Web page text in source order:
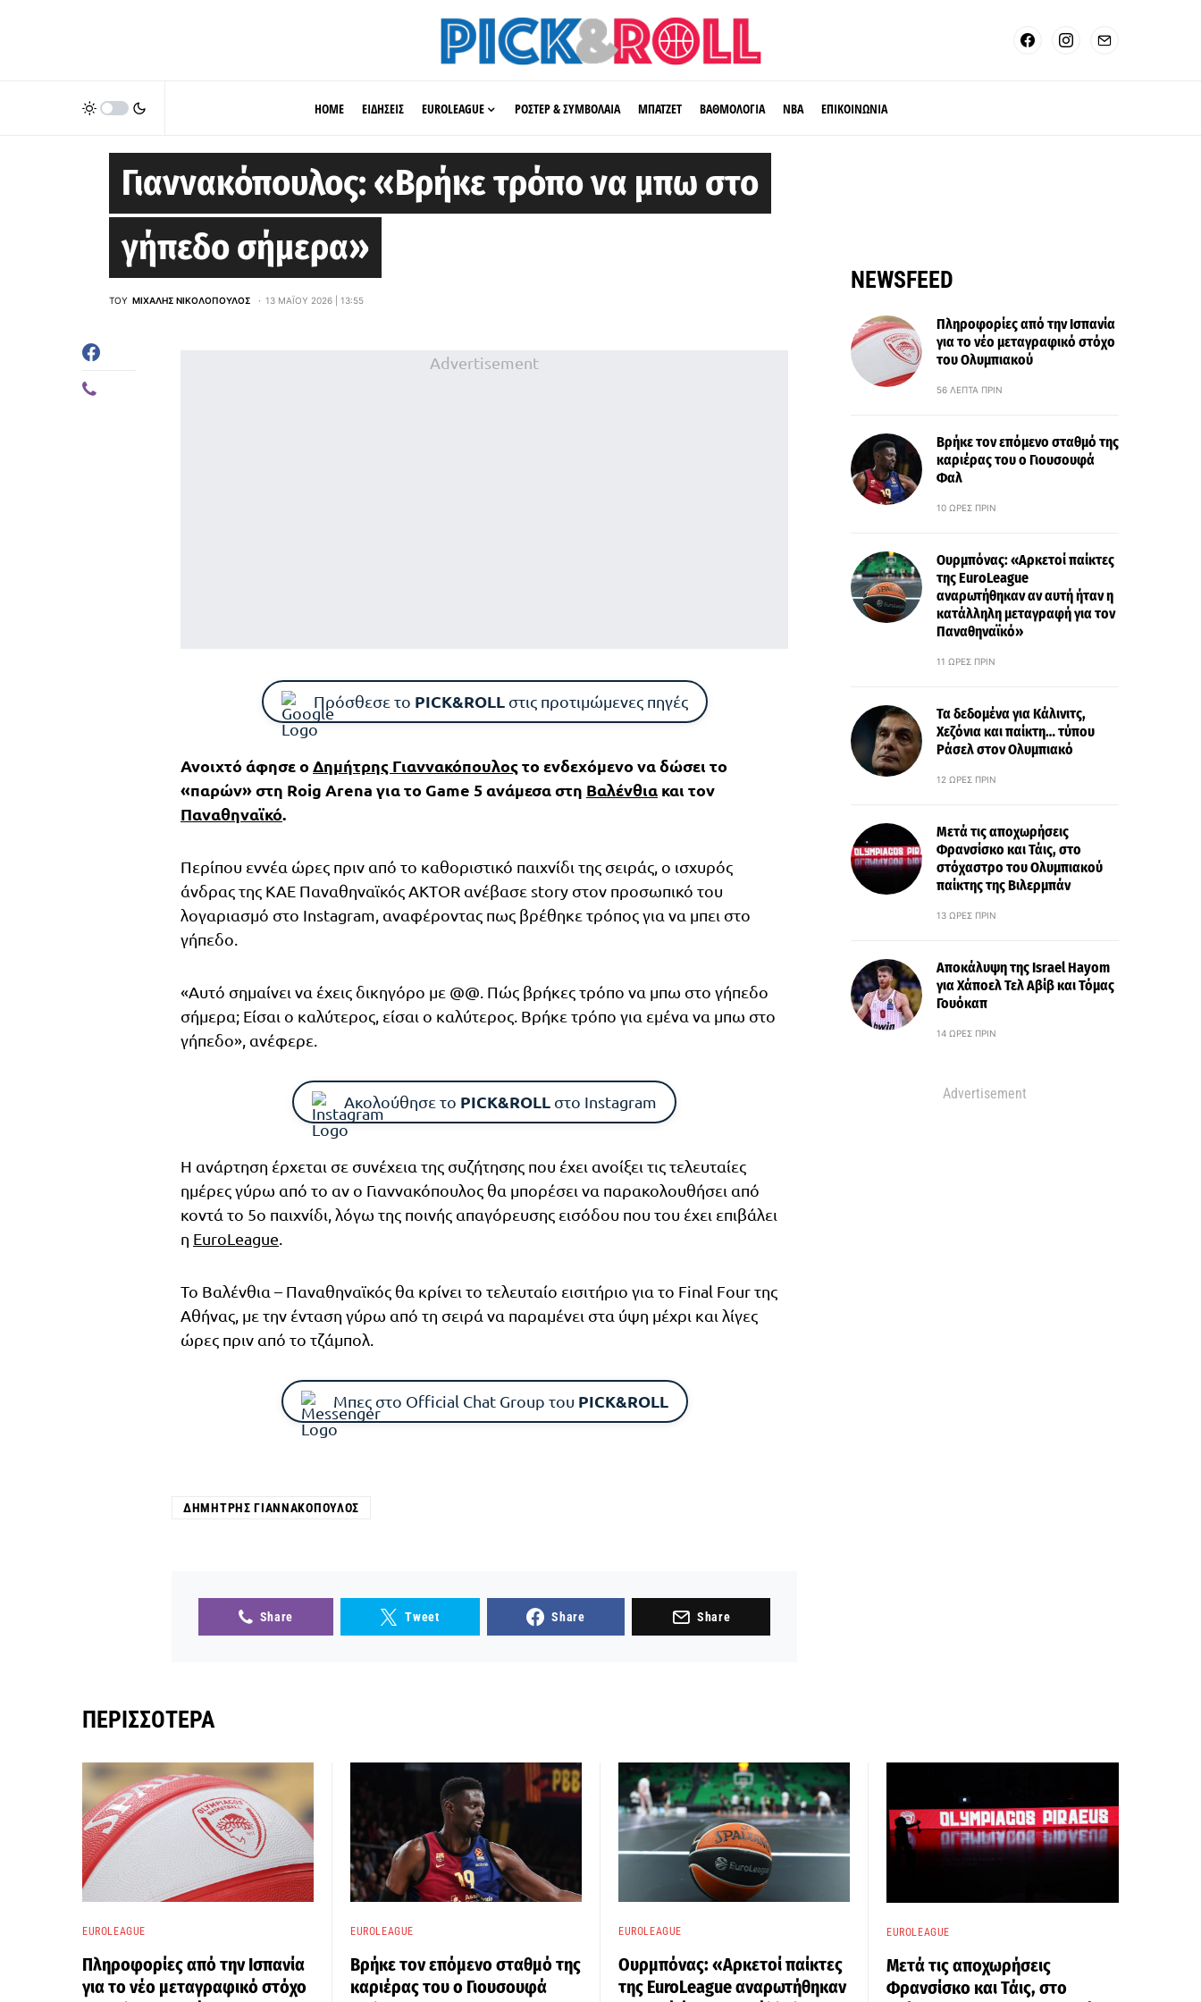
HOME ΕΙΔΗΣΕΙΣ EUROLEAGUE ΡΟΣΤΕΡ & ΣΥΜΒΟΛΑΙΑ ΜΠΑΤΖΕΤ ΒΑΘΜΟΛΟΓΙΑ ΝΒΑ ΕΠΙΚΟΙΝΩΝΙΑ
Γιαννακόπουλος: «Βρήκε τρόπο να μπω στο
γήπεδο σήμερα»
ΤΟΥ ΜΙΧΆΛΗΣ ΝΙΚΟΛΌΠΟΥΛΟΣ 13 ΜΑΪ́ΟΥ 2026 | 13:55
Advertisement
Πρόσθεσε το PICK&ROLLστις προτιμώμενες πηγές
Ανοιχτό άφησε ο Δημήτρης Γιαννακόπουλοςτο ενδεχόμενο να δώσει το
«παρών» στη Roig Arena για το Game 5 ανάμεσα στη Βαλένθια και τον
Παναθηναϊκό.
Περίπου εννέα ώρες πριν από το καθοριστικό παιχνίδι της σειράς, ο ισχυρός
άνδρας της ΚΑΕ Παναθηναϊκός ΑKTOR ανέβασε story στον προσωπικό του
λογαριασμό στο Instagram, αναφέροντας πως βρέθηκε τρόπος για να μπει στο
γήπεδο.
«Αυτό σημαίνει να έχεις δικηγόρο με @@. Πώς βρήκες τρόπο να μπω στο γήπεδο
σήμερα; Είσαι ο καλύτερος, είσαι ο καλύτερος. Βρήκε τρόπο για εμένα να μπω στο
γήπεδο», ανέφερε.
Ακολούθησε το PICK&ROLL στο Instagram
Η ανάρτηση έρχεται σε συνέχεια της συζήτησης που έχει ανοίξει τις τελευταίες
ημέρες γύρω από το αν ο Γιαννακόπουλος θα μπορέσει να παρακολουθήσει από
κοντά το 5o παιχνίδι, λόγω της ποινής απαγόρευσης εισόδου που του έχει επιβάλει
η EuroLeague.
Το Βαλένθια – Παναθηναϊκός θα κρίνει το τελευταίο εισιτήριο για το Final Four της
Αθήνας, με την ένταση γύρω από τη σειρά να παραμένει στα ύψη μέχρι και λίγες
ώρες πριν από το τζάμπολ.
Μπες στο Official Chat Group του PICK&ROLL
ΔΗΜΉΤΡΗΣ ΓΙΑΝΝΑΚΌΠΟΥΛΟΣ
Share Tweet Share Share
NEWSFEED
Πληροφορίες από την Ισπανία
για το νέο μεταγραφικό στόχο
του Ολυμπιακού
56 ΛΕΠΤΆ ΠΡΙΝ
Βρήκε τον επόμενο σταθμό της
καριέρας του ο Γιουσουφά
Φαλ
10 ΏΡΕΣ ΠΡΙΝ
Ουρμπόνας: «Αρκετοί παίκτες
της EuroLeague
αναρωτήθηκαν αν αυτή ήταν η
κατάλληλη μεταγραφή για τον
Παναθηναϊκό»
11 ΏΡΕΣ ΠΡΙΝ
Τα δεδομένα για Κάλινιτς,
Χεζόνια και παίκτη… τύπου
Ράσελ στον Ολυμπιακό
12 ΏΡΕΣ ΠΡΙΝ
Μετά τις αποχωρήσεις
Φρανσίσκο και Τάις, στο
στόχαστρο του Ολυμπιακού
παίκτης της Βιλερμπάν
13 ΏΡΕΣ ΠΡΙΝ
Αποκάλυψη της Israel Hayom
για Χάποελ Τελ Αβίβ και Τόμας
Γουόκαπ
14 ΏΡΕΣ ΠΡΙΝ
Advertisement
ΠΕΡΙΣΣΌΤΕΡΑ
EUROLEAGUE
Πληροφορίες από την Ισπανία
για το νέο μεταγραφικό στόχο
EUROLEAGUE
Βρήκε τον επόμενο σταθμό της
καριέρας του ο Γιουσουφά
EUROLEAGUE
Ουρμπόνας: «Αρκετοί παίκτες
της EuroLeague αναρωτήθηκαν
EUROLEAGUE
Μετά τις αποχωρήσεις
Φρανσίσκο και Τάις, στο